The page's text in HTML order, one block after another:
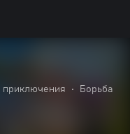
приключения •
Борьба